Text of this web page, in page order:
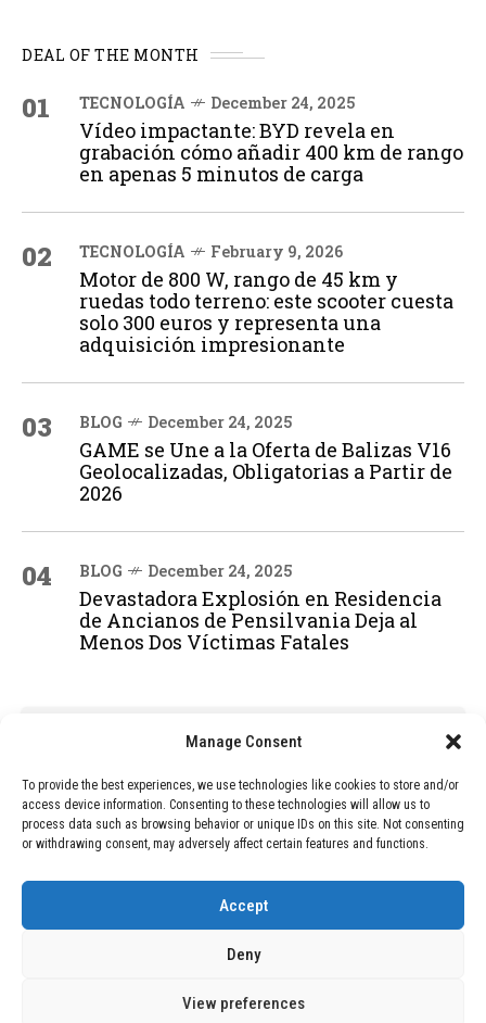
Manage Consent
To provide the best experiences, we use technologies like cookies to store and/or
access device information. Consenting to these technologies will allow us to
process data such as browsing behavior or unique IDs on this site. Not consenting
or withdrawing consent, may adversely affect certain features and functions.
Accept
Deny
View preferences
DEAL OF THE MONTH
01 TECNOLOGÍA December 24, 2025
Vídeo impactante: BYD revela en
grabación cómo añadir 400 km de rango
en apenas 5 minutos de carga
02 TECNOLOGÍA February 9, 2026
Motor de 800 W, rango de 45 km y
ruedas todo terreno: este scooter cuesta
solo 300 euros y representa una
adquisición impresionante
03 BLOG December 24, 2025
GAME se Une a la Oferta de Balizas V16
Geolocalizadas, Obligatorias a Partir de
2026
04 BLOG December 24, 2025
Devastadora Explosión en Residencia
de Ancianos de Pensilvania Deja al
Menos Dos Víctimas Fatales